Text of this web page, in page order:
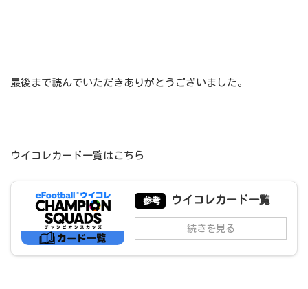
最後まで読んでいただきありがとうございました。
ウイコレカード一覧はこちら
参考 ウイコレカード一覧
続きを見る